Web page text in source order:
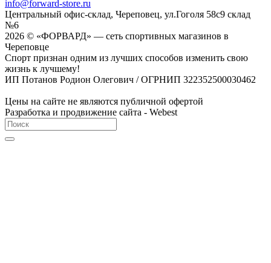
info@forward-store.ru
Центральный офис-склад, Череповец, ул.Гоголя 58с9 склад
№6
2026 © «ФОРВАРД» — сеть спортивных магазинов в
Череповце
Спорт признан одним из лучших способов изменить свою
жизнь к лучшему!
ИП Потанов Родион Олегович / ОГРНИП 322352500030462
Цены на сайте не являются публичной офертой
Разработка и продвижение сайта - Webest